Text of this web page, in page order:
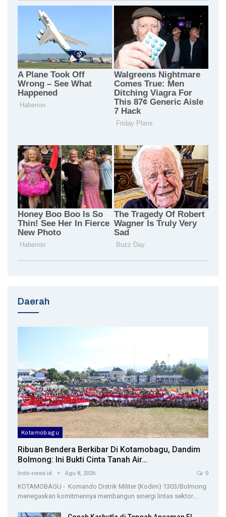
Daerah
Kotamobagu
Ribuan Bendera Berkibar Di Kotamobagu, Dandim
Bolmong: Ini Bukti Cinta Tanah Air…
Indo-news.id Agu 8, 2026 0
KOTAMOBAGU - Komando Distrik Militer (Kodim) 1303/Bolmong
menegaskan komitmennya membangun sinergi lintas sektor…